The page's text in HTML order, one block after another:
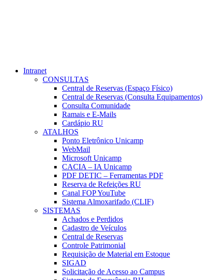
Intranet
CONSULTAS
Central de Reservas (Espaço Físico)
Central de Reservas (Consulta Equipamentos)
Consulta Comunidade
Ramais e E-Mails
Cardápio RU
ATALHOS
Ponto Eletrônico Unicamp
WebMail
Microsoft Unicamp
CACIA – IA Unicamp
PDF DETIC – Ferramentas PDF
Reserva de Refeições RU
Canal FOP YouTube
Sistema Almoxarifado (CLIF)
SISTEMAS
Achados e Perdidos
Cadastro de Veículos
Central de Reservas
Controle Patrimonial
Requisição de Material em Estoque
SIGAD
Solicitação de Acesso ao Campus